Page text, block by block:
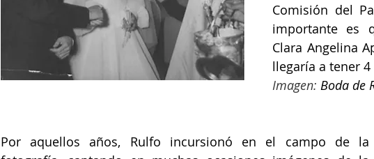
Comisión del
importante es
Clara Angelina
llegaría a tener
Imagen: Boda de
Por aquellos años, Rulfo incursionó en el campo de la